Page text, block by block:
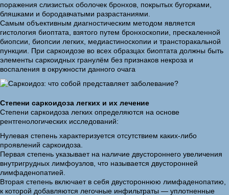
поражения слизистых оболочек бронхов, покрытых бугорками,
бляшками и бородавчатыми разрастаниями.
Самым объективным диагностическим методом является
гистология биоптата, взятого путем бронхоскопии, прескаленной
биопсии, биопсии легких, медиастиноскопии и трансторакальной
пункции. При саркоидозе во всех образцах биоптата должны быть
элементы саркоидных гранулём без признаков некроза и
воспаления в окружности данного очага
Степени саркоидоза легких и их лечение
Степени саркоидоза легких определяются на основе
рентгенологических исследований:
Нулевая степень характеризуется отсутствием каких-либо
проявлений саркоидоза.
Первая степень указывает на наличие двустороннего увеличения
внутригрудных лимфоузлов, что называется двусторонней
лимфаденопатией.
Вторая степень включает в себя двустороннюю лимфаденопатию,
к которой добавляются легочные инфильтраты — уплотненные